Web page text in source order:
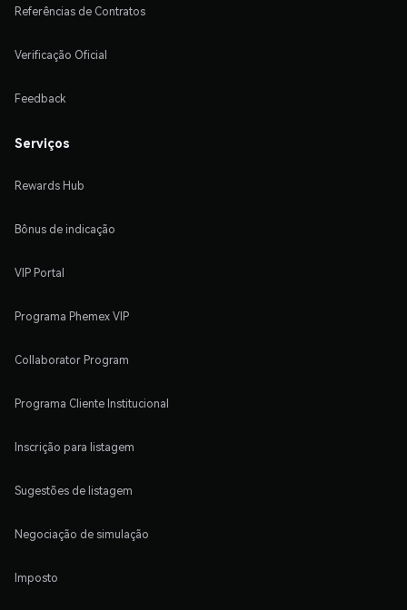
Referências de Contratos
Verificação Oficial
Feedback
Serviços
Rewards Hub
Bônus de indicação
VIP Portal
Programa Phemex VIP
Collaborator Program
Programa Cliente Institucional
Inscrição para listagem
Sugestões de listagem
Negociação de simulação
Imposto